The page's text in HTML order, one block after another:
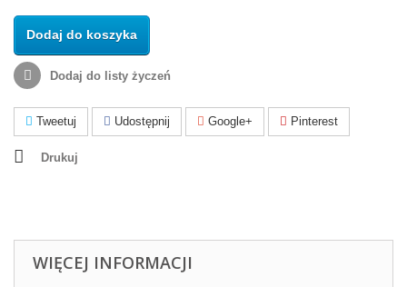
Dodaj do koszyka
Dodaj do listy życzeń
Tweetuj Udostępnij Google+ Pinterest
Drukuj
WIĘCEJ INFORMACJI